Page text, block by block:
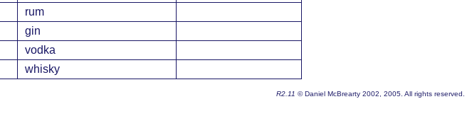
rum
gin
vodka
whisky
R2.11 © Daniel McBrearty 2002, 2005. All rights reserved.